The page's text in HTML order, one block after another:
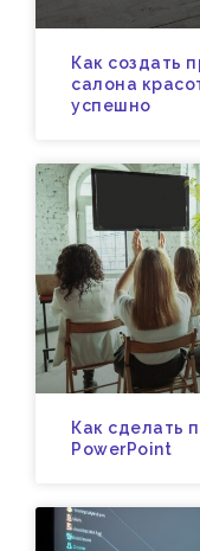
Как создать
салона
успешно
Как сделать
PowerPoint